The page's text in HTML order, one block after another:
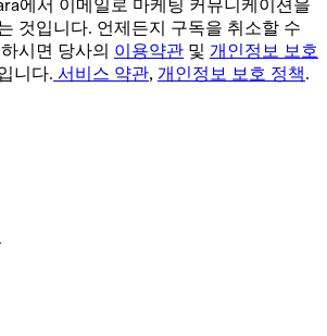
에서 이메일로 마케팅 커뮤니케이션을
것입니다. 언제든지 구독을 취소할 수
시면 당사의 이용약관 및 개인정보 보호
니다. 서비스 약관, 개인정보 보호 정책.